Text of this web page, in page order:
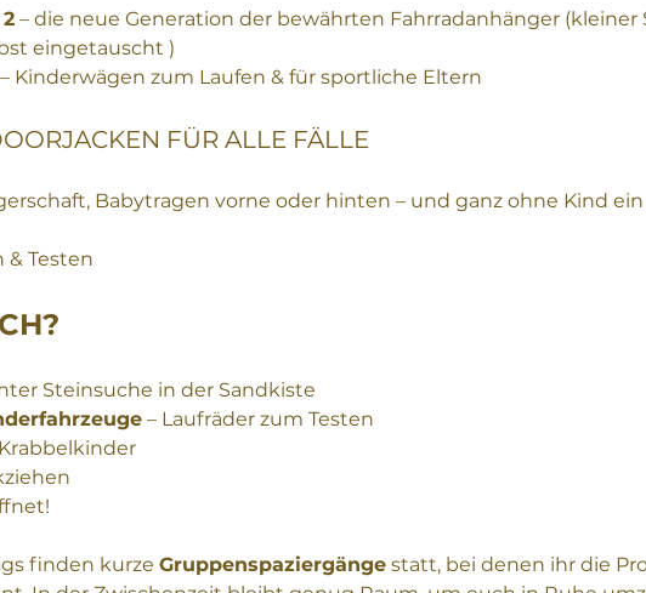
– die neue Generation der bewährten Fahrradanhänger (kleiner
eingetauscht )
Kinderwägen zum Laufen & für sportliche Eltern
FÜR ALLE FÄLLE
Babytragen vorne oder hinten – und ganz ohne Kind
& Testen
Steinsuche in der Sandkiste
– Laufräder zum Testen
finden kurze Gruppenspaziergänge statt, bei denen ihr die